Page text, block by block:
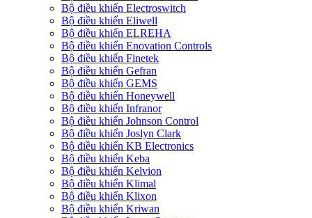
Bộ điều khiển Electroswitch
Bộ điều khiển Eliwell
Bộ điều khiển ELREHA
Bộ điều khiển Enovation Controls
Bộ điều khiển Finetek
Bộ điều khiển Gefran
Bộ điều khiển GEMS
Bộ điều khiển Honeywell
Bộ điều khiển Infranor
Bộ điều khiển Johnson Control
Bộ điều khiển Joslyn Clark
Bộ điều khiển KB Electronics
Bộ điều khiển Keba
Bộ điều khiển Kelvion
Bộ điều khiển Klimal
Bộ điều khiển Klixon
Bộ điều khiển Kriwan